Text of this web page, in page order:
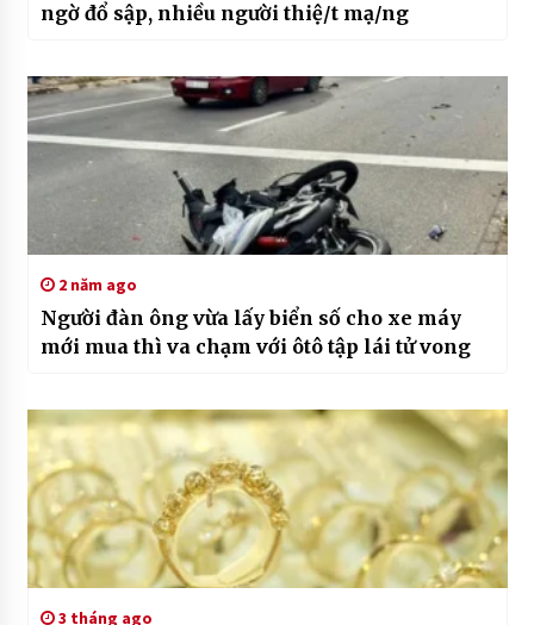
ngờ đổ sập, nhiều người thiệ/t mạ/ng
2 năm ago
Người đàn ông vừa lấy biển số cho xe máy
mới mua thì va chạm với ôtô tập lái tử vong
3 tháng ago